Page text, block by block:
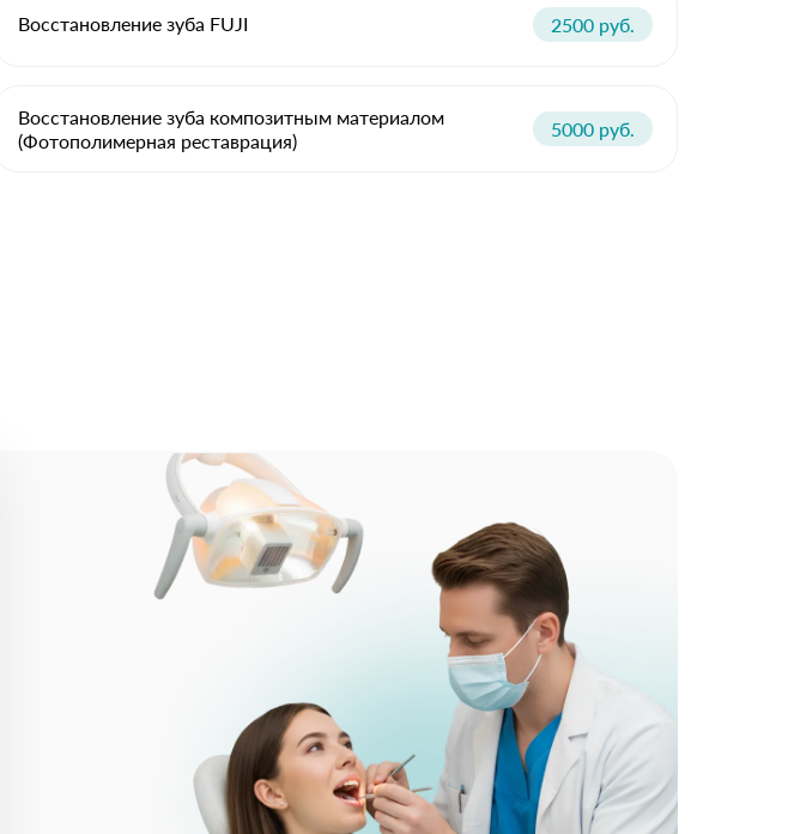
Восстановление зуба FUJI 2500 руб.
Восстановление зуба композитным материалом
(Фотополимерная реставрация)
5000 руб.